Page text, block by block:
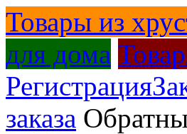
Товары из
для дома
Регистрация
заказа